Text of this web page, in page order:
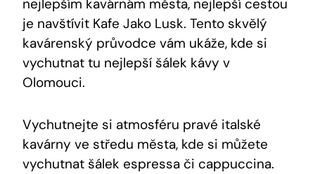
nejlepším kavárnám města, ‌nejlepší cestou
je navštívit Kafe ‍Jako Lusk. Tento skvělý
kavárenský průvodce ​vám ukáže, kde si ​
vychutnat tu nejlepší šálek kávy v
Olomouci.
Vychutnejte si atmosféru​ pravé italské
kavárny ve středu města, kde si můžete
vychutnat šálek espressa či cappuccina.